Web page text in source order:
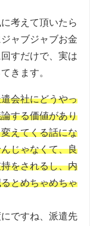
考えて頂いたら
ャブジャブお金
すだけで、実は
きます。
会社にどうやっ
する価値があり
えてくる話にな
じゃなくて、良
をされるし、内
とめちゃめちゃ
ですね、派遣先